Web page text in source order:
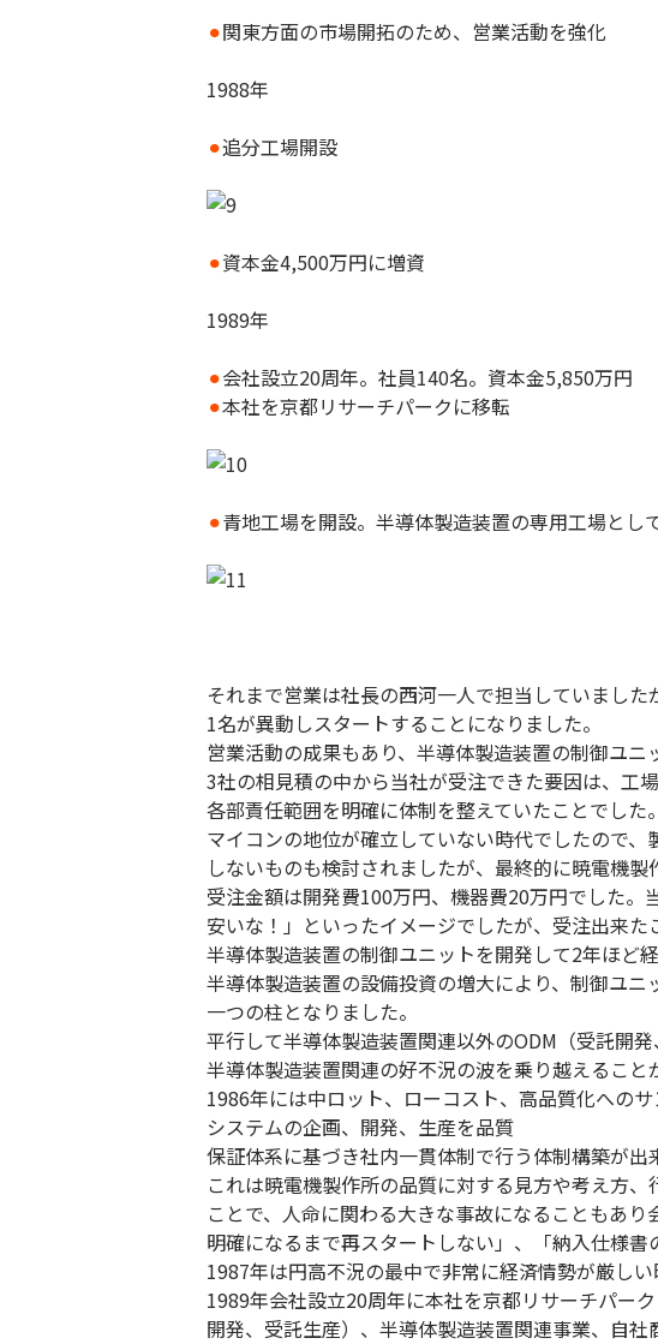
⚫︎関東方面の市場開拓のため、営業活動を強化
1988年
⚫︎追分工場開設
⚫︎資本金4,500万円に増資
1989年
⚫︎会社設立20周年。社員140名。資本金5,850万円
⚫︎本社を京都リサーチパークに移転
⚫︎青地工場を開設。半導体製造装置の専用工場とし
それまで営業は社長の西河一人で担当していまし
1名が異動しスタートすることになりました。
営業活動の成果もあり、半導体製造装置の制御ユ
3社の相見積の中から当社が受注できた要因は、工
各部責任範囲を明確に体制を整えていたことでした。
マイコンの地位が確立していない時代でしたので
しないものも検討されましたが、最終的に暁電機
受注金額は開発費100万円、機器費20万円でした
安いな！」といったイメージでしたが、受注出
半導体製造装置の制御ユニットを開発して2年ほど
半導体製造装置の設備投資の増大により、制御ユ
一つの柱となりました。
平行して半導体製造装置関連以外のODM（受託開
半導体製造装置関連の好不況の波を乗り越えること
1986年には中ロット、ローコスト、高品質化への
システムの企画、開発、生産を品質
保証体系に基づき社内一貫体制で行う体制構築が出
これは暁電機製作所の品質に対する見方や考え方
ことで、人命に関わる大きな事故になることもあ
明確になるまで再スタートしない」、「納入仕様書
1987年は円高不況の最中で非常に経済情勢が厳し
1989年会社設立20周年に本社を京都リサーチパー
開発、受託生産）、半導体製造装置関連事業、自社